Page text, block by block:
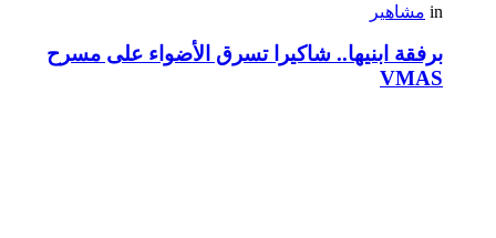
in مشاهير
برفقة ابنيها.. شاكيرا تسرق الأضواء على مسرح
VMAS